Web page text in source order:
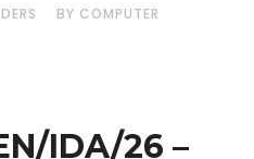
BY COMPUTER
IDA/26 –